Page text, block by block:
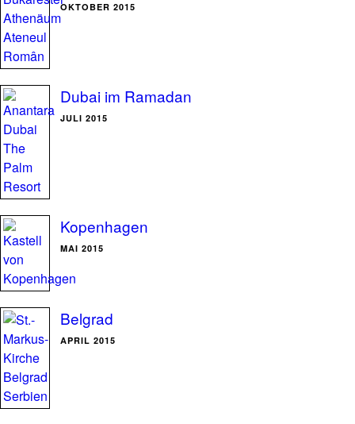
OKTOBER 2015
Dubai im Ramadan
JULI 2015
Kopenhagen
MAI 2015
Belgrad
APRIL 2015